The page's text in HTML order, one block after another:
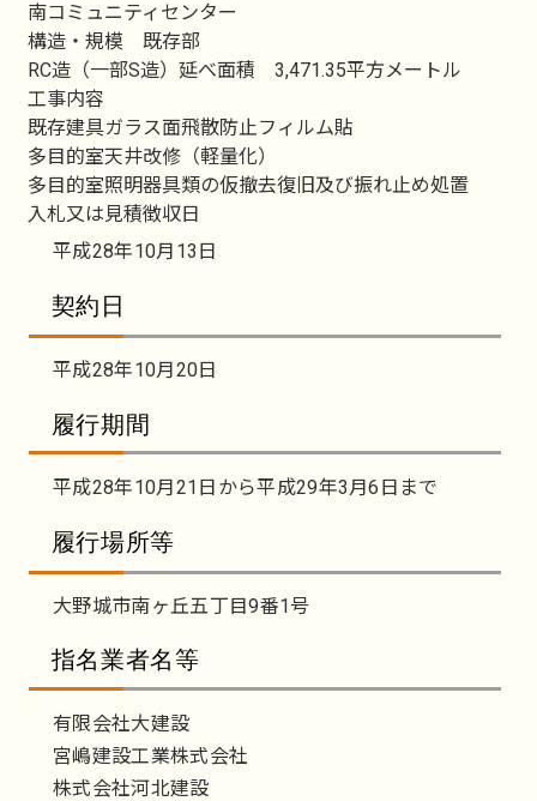
南コミュニティセンター
構造・規模 既存部
RC造（一部S造）延べ面積 3,471.35平方メートル
工事内容
既存建具ガラス面飛散防止フィルム貼
多目的室天井改修（軽量化）
多目的室照明器具類の仮撤去復旧及び振れ止め処置
入札又は見積徴収日
平成28年10月13日
契約日
平成28年10月20日
履行期間
平成28年10月21日から平成29年3月6日まで
履行場所等
大野城市南ヶ丘五丁目9番1号
指名業者名等
有限会社大建設
宮嶋建設工業株式会社
株式会社河北建設